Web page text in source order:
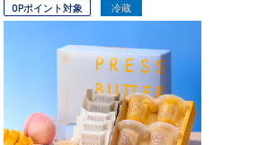
OPポイント対象 冷蔵